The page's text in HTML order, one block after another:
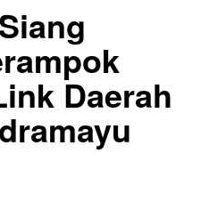
Daerah